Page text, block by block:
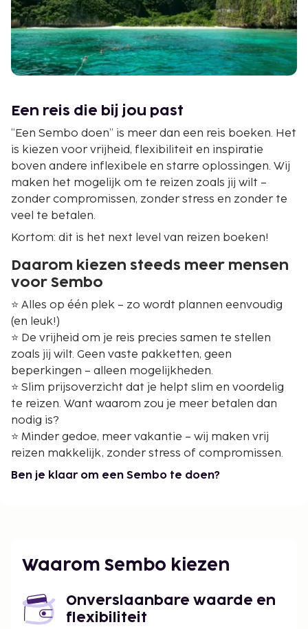
Een reis die bij jou past
“Een Sembo doen” is meer dan een reis boeken. Het
is kiezen voor vrijheid, flexibiliteit en inspiratie
boven andere inflexibele en starre oplossingen. Wij
maken het mogelijk om te reizen zoals jij wilt –
zonder compromissen, zonder stress en zonder te
veel te betalen.
Kortom: dit is het next level van reizen boeken!
Daarom kiezen steeds meer mensen
voor Sembo
⭐ Alles op één plek – zo wordt plannen eenvoudig
(en leuk!)
⭐ De vrijheid om je reis precies samen te stellen
zoals jij wilt. Geen vaste pakketten, geen
beperkingen – alleen mogelijkheden.
⭐ Slim prijsoverzicht dat je helpt slim en voordelig
te reizen. Want waarom zou je meer betalen dan
nodig is?
⭐ Minder gedoe, meer vakantie – wij maken vrij
reizen makkelijk, zonder stress of compromissen.
Ben je klaar om een Sembo te doen?
Waarom Sembo kiezen
Onverslaanbare waarde en
flexibiliteit